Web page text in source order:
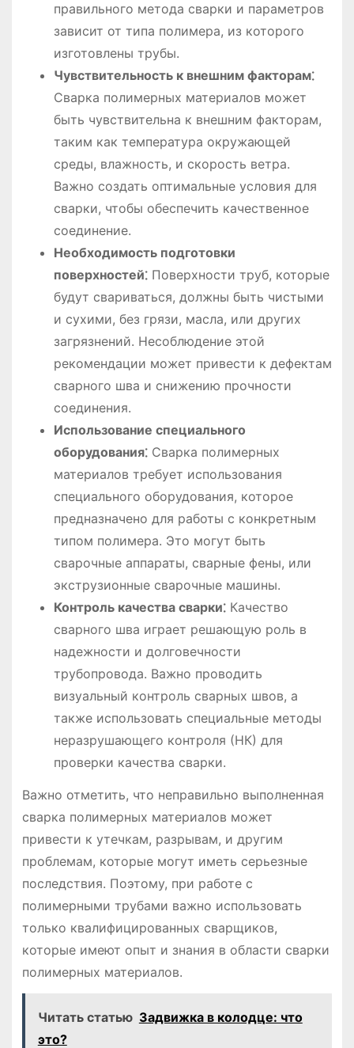
правильного метода сварки и параметров
зависит от типа полимера, из которого
изготовлены трубы.
Чувствительность к внешним факторам⁚
Сварка полимерных материалов может
быть чувствительна к внешним факторам,
таким как температура окружающей
среды, влажность, и скорость ветра.
Важно создать оптимальные условия для
сварки, чтобы обеспечить качественное
соединение.
Необходимость подготовки
поверхностей⁚Поверхности труб, которые
будут свариваться, должны быть чистыми
и сухими, без грязи, масла, или других
загрязнений. Несоблюдение этой
рекомендации может привести к дефектам
сварного шва и снижению прочности
соединения.
Использование специального
оборудования⁚Сварка полимерных
материалов требует использования
специального оборудования, которое
предназначено для работы с конкретным
типом полимера. Это могут быть
сварочные аппараты, сварные фены, или
экструзионные сварочные машины.
Контроль качества сварки⁚Качество
сварного шва играет решающую роль в
надежности и долговечности
трубопровода. Важно проводить
визуальный контроль сварных швов, а
также использовать специальные методы
неразрушающего контроля (НК) для
проверки качества сварки.
Важно отметить, что неправильно выполненная
сварка полимерных материалов может
привести к утечкам, разрывам, и другим
проблемам, которые могут иметь серьезные
последствия. Поэтому, при работе с
полимерными трубами важно использовать
только квалифицированных сварщиков,
которые имеют опыт и знания в области сварки
полимерных материалов.
Читать статью Задвижка в колодце: что
это?